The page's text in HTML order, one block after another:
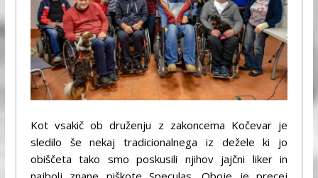
Kot vsakič ob druženju z zakoncema Kočevar je
sledilo še nekaj tradicionalnega iz dežele ki jo
obiščeta tako smo poskusili njihov jajčni liker in